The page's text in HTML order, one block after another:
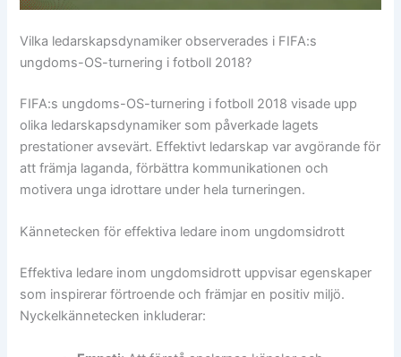
Vilka ledarskapsdynamiker observerades i FIFA:s
ungdoms-OS-turnering i fotboll 2018?
FIFA:s ungdoms-OS-turnering i fotboll 2018 visade upp
olika ledarskapsdynamiker som påverkade lagets
prestationer avsevärt. Effektivt ledarskap var avgörande för
att främja laganda, förbättra kommunikationen och
motivera unga idrottare under hela turneringen.
Kännetecken för effektiva ledare inom ungdomsidrott
Effektiva ledare inom ungdomsidrott uppvisar egenskaper
som inspirerar förtroende och främjar en positiv miljö.
Nyckelkännetecken inkluderar: